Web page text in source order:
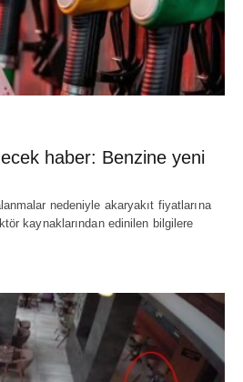
haber: Benzine yeni
nedeniyle akaryakıt fiyatlarına
kaynaklarından edinilen bilgilere